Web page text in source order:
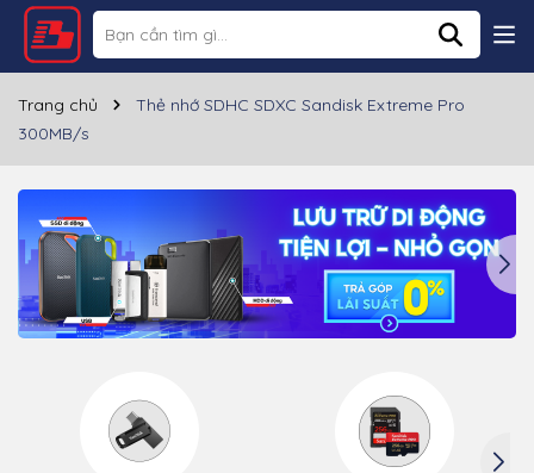
Trang chủ
Thẻ nhớ SDHC SDXC Sandisk Extreme Pro
300MB/s